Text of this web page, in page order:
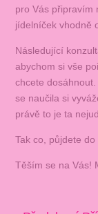
pro Vás připravím
jídelníček vhodně
Následující
abychom si vše
chcete
se naučila si
právě to je ta
Tak co, půjdete
Těším se na Vás!